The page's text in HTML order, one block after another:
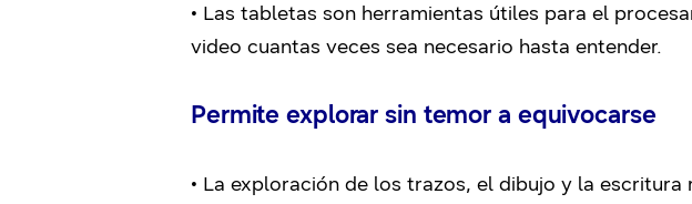
• Las tabletas son herramientas útiles para el
video cuantas veces sea necesario hasta entender.
Permite explorar sin temor a equivocarse
• La exploración de los trazos, el dibujo y la